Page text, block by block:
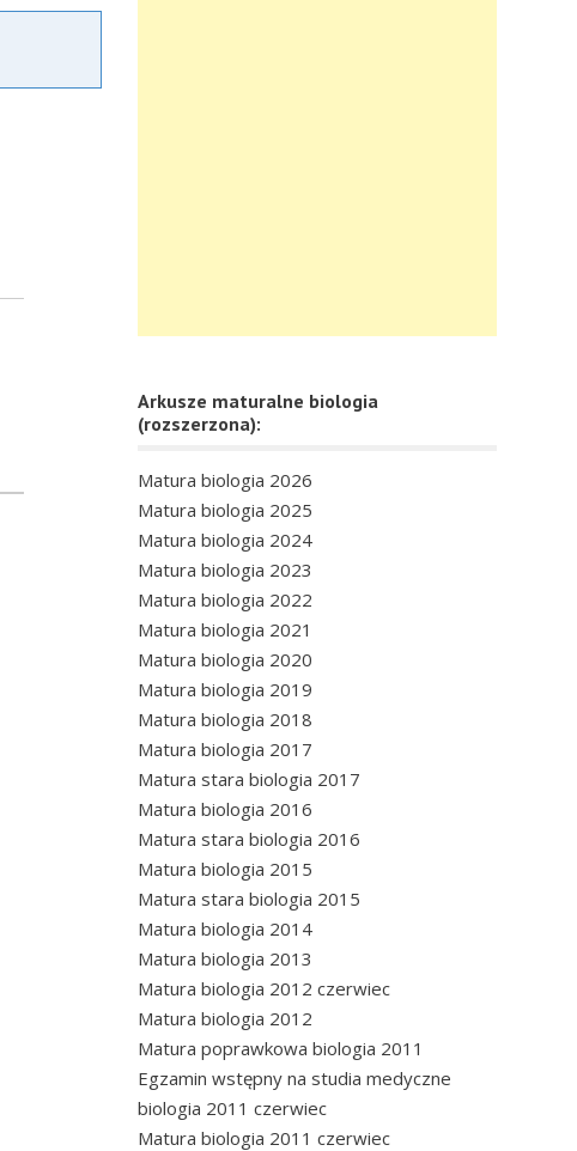
Arkusze maturalne biologia
(rozszerzona):
Matura biologia 2026
Matura biologia 2025
Matura biologia 2024
Matura biologia 2023
Matura biologia 2022
Matura biologia 2021
Matura biologia 2020
Matura biologia 2019
Matura biologia 2018
Matura biologia 2017
Matura stara biologia 2017
Matura biologia 2016
Matura stara biologia 2016
Matura biologia 2015
Matura stara biologia 2015
Matura biologia 2014
Matura biologia 2013
Matura biologia 2012 czerwiec
Matura biologia 2012
Matura poprawkowa biologia 2011
Egzamin wstępny na studia medyczne
biologia 2011 czerwiec
Matura biologia 2011 czerwiec